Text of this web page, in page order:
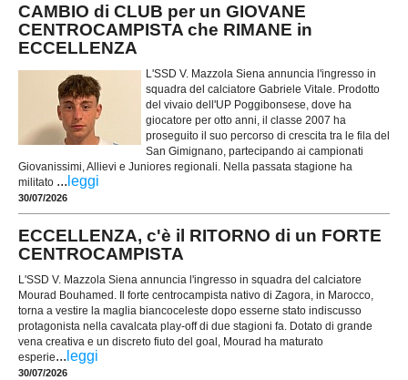
CAMBIO di CLUB per un GIOVANE
CENTROCAMPISTA che RIMANE in
ECCELLENZA
L'SSD V. Mazzola Siena annuncia l'ingresso in
squadra del calciatore Gabriele Vitale. Prodotto
del vivaio dell'UP Poggibonsese, dove ha
giocatore per otto anni, il classe 2007 ha
proseguito il suo percorso di crescita tra le fila del
San Gimignano, partecipando ai campionati
Giovanissimi, Allievi e Juniores regionali. Nella passata stagione ha
militato ... leggi
30/07/2026
ECCELLENZA, c'è il RITORNO di un FORTE
CENTROCAMPISTA
L'SSD V. Mazzola Siena annuncia l'ingresso in squadra del calciatore
Mourad Bouhamed. Il forte centrocampista nativo di Zagora, in Marocco,
torna a vestire la maglia biancoceleste dopo esserne stato indiscusso
protagonista nella cavalcata play-off di due stagioni fa. Dotato di grande
vena creativa e un discreto fiuto del goal, Mourad ha maturato
esperie... leggi
30/07/2026